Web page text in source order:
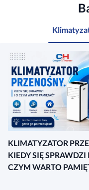
KLIMATYZATOR
KIEDY SIĘ SPRAWDZI
CZYM WARTO